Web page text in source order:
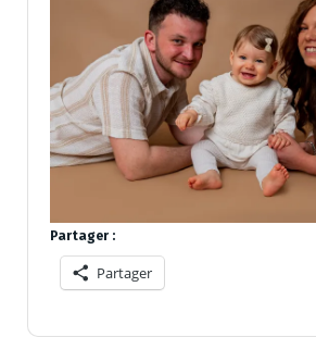
Partager :
Partager